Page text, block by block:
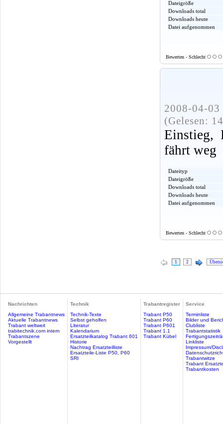
Dateigröße
Downloads total
Downloads heute
Datei aufgenommen
Bewerten - Schlecht
2008-04-
(Gelesen:
Einstieg,
fährt weg
Dateityp
Dateigröße
Downloads total
Downloads heute
Datei aufgenommen
Bewerten - Schlecht
1 2
Nachrichten
Allgemeine Trabantnews
Aktuelle Trabantnews
Trabant weltweit
trabitechnik.com intern
Trabantszene
Vorgestellt
Technik
Technik-Texte
Selbst geholfen
Literatur
Kalendarium
Ersatzteilkatalog Trabant 601
Historie
Nachtrag Ersatzteilliste
Ersatzteile-Liste P50, P60
SRI
Trabantregister
Trabant P50
Trabant P60
Trabant P601
Trabant 1.1
Trabant Kübel
Service
Terminliste
Bilder und
Clubliste
Trabantstatistik
Linkliste
Impressum/
Trabantwitze
Trabant
Trabantkosten